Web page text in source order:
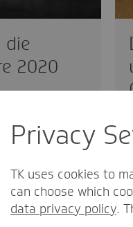
die
2020
bringen -
Nun
Privacy
TK uses cookies to
can choose which
data privacy policy.